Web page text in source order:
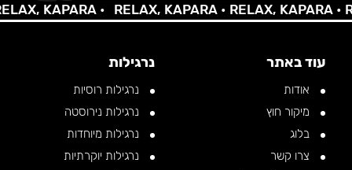
KAPARA • RELAX, KAPARA •RELAX, KAPARA •
עוד באתר
אודות
מיקור חוץ
בלוג
צרו קשר
נרגילות
נרגילות רוסיות
נרגילות נירוסטה
נרגילות מיוחדות
נרגילות יוקרתיות